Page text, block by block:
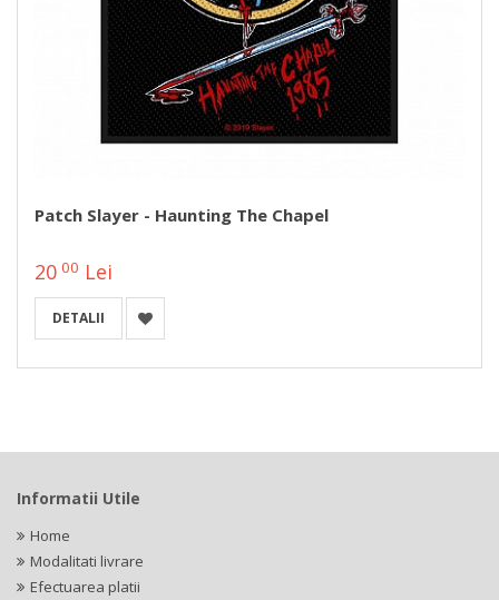
Patch Slayer - Haunting The Chapel
20 00 Lei
DETALII
Informatii Utile
Home
Modalitati livrare
Efectuarea platii